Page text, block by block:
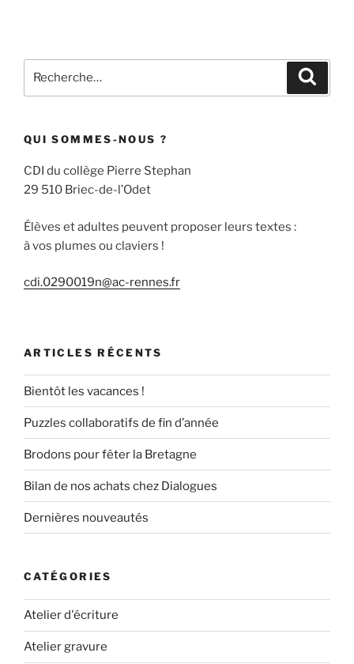
pour
QUI SOMMES-NOUS ?
CDI du collège Pierre Stephan
29 510 Briec-de-l’Odet
Élèves et adultes peuvent proposer leurs textes :
à vos plumes ou claviers !
cdi.0290019n@ac-rennes.fr
ARTICLES RÉCENTS
Bientôt les vacances !
Puzzles collaboratifs de fin d’année
Brodons pour fêter la Bretagne
Bilan de nos achats chez Dialogues
Dernières nouveautés
CATÉGORIES
Atelier d'écriture
Atelier gravure